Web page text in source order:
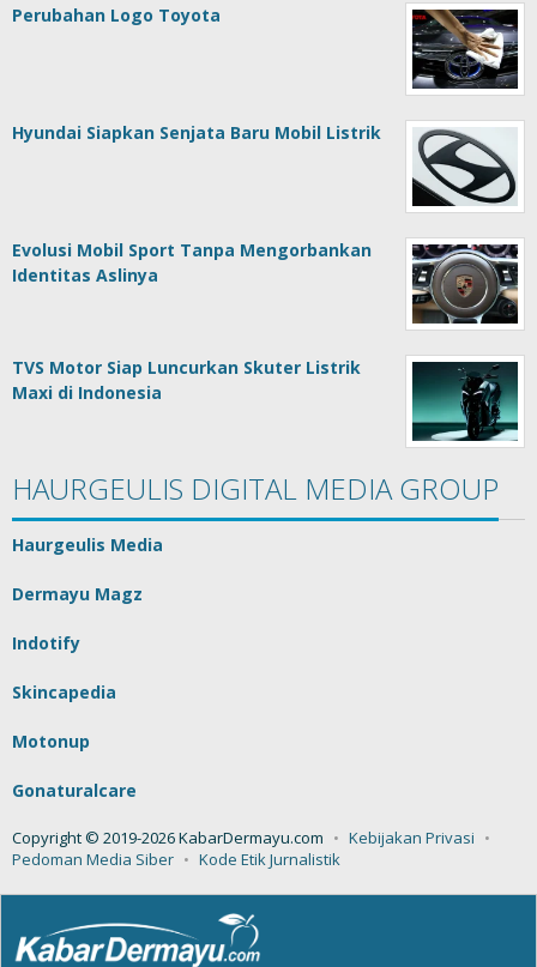
Perubahan Logo Toyota
Hyundai Siapkan Senjata Baru Mobil Listrik
Evolusi Mobil Sport Tanpa Mengorbankan
Identitas Aslinya
TVS Motor Siap Luncurkan Skuter Listrik
Maxi di Indonesia
HAURGEULIS DIGITAL MEDIA GROUP
Haurgeulis Media
Dermayu Magz
Indotify
Skincapedia
Motonup
Gonaturalcare
Copyright © 2019-2026 KabarDermayu.com
Kebijakan Privasi
Pedoman Media Siber
Kode Etik Jurnalistik